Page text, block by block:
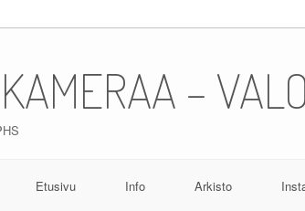
–
Etusivu Info Arkisto